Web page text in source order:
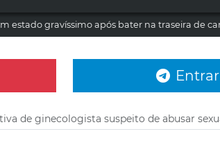
estado gravíssimo após bater na traseira de
de ginecologista suspeito de abusar